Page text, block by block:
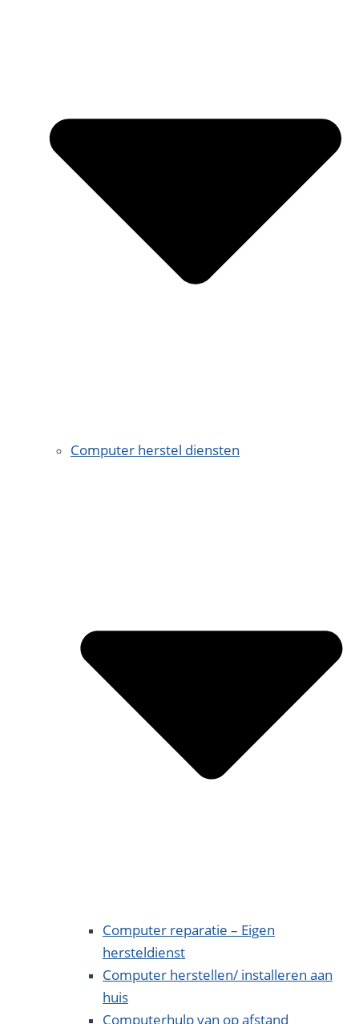
Computer herstel diensten
Computer reparatie – Eigen
hersteldienst
Computer herstellen/ installeren aan
huis
Computerhulp van op afstand